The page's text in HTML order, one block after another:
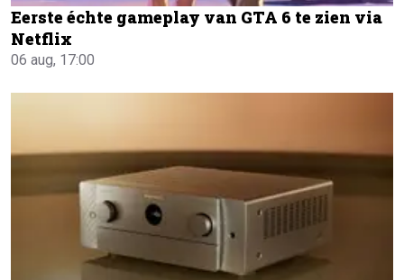
Eerste échte gameplay van GTA 6 te zien via
Netflix
06 aug, 17:00